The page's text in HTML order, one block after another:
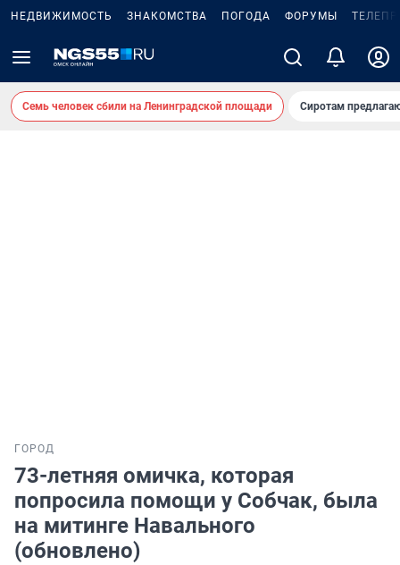
НЕДВИЖИМОСТЬ ЗНАКОМСТВА ПОГОДА ФОРУМЫ
Семь человек сбили на Ленинградской площади Сиротам
ГОРОД
73-летняя омичка, которая
попросила помощи у Собчак, была
на митинге Навального
(обновлено)